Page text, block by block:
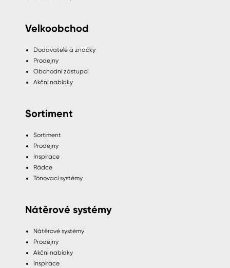
Velkoobchod
Dodavatelé a značky
Prodejny
Obchodní zástupci
Akční nabídky
Sortiment
Sortiment
Prodejny
Inspirace
Rádce
Tónovací systémy
Nátěrové systémy
Nátěrové systémy
Prodejny
Akční nabídky
Inspirace